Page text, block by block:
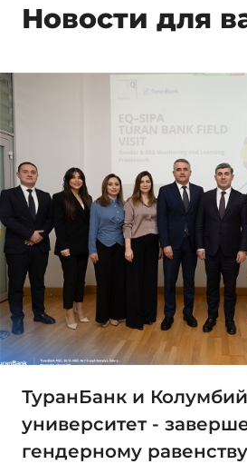
Новости для
ТуранБанк и
университет -
гендерному